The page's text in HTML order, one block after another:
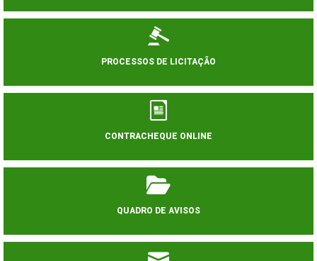
PROCESSOS DE LICITAÇÃO
CONTRACHEQUE ONLINE
QUADRO DE AVISOS